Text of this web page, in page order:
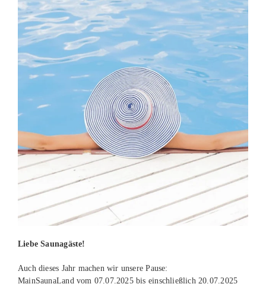
Liebe Saunagäste!
Auch dieses Jahr machen wir unsere Pause:
MainSaunaLand vom 07.07.2025 bis einschließlich 20.07.2025